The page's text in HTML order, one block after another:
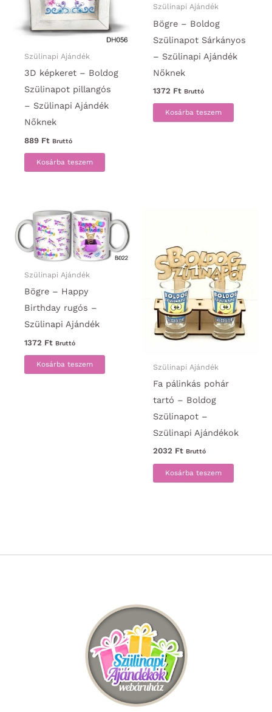
Szülinapi Ajándék
3D képkeret – Boldog
Szülinapot pillangós
– Szülinapi Ajándék
Nőknek
889 Ft Bruttó
Kosárba teszem
Szülinapi Ajándék
Bögre – Boldog
Szülinapot Sárkányos
– Szülinapi Ajándék
Nőknek
1372 Ft Bruttó
Kosárba teszem
Szülinapi Ajándék
Bögre – Happy
Birthday rugós –
Szülinapi Ajándék
1372 Ft Bruttó
Kosárba teszem Szülinapi Ajándék
Fa pálinkás pohár
tartó – Boldog
Szülinapot –
Szülinapi Ajándékok
2032 Ft Bruttó
Kosárba teszem